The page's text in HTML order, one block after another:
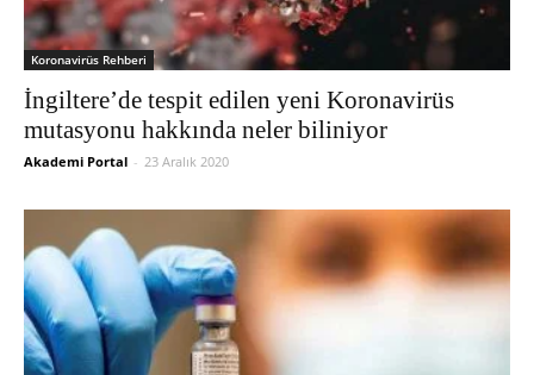
Koronavirüs Rehberi
İngiltere’de tespit edilen yeni Koronavirüs
mutasyonu hakkında neler biliniyor
Akademi Portal - 23 Aralık 2020